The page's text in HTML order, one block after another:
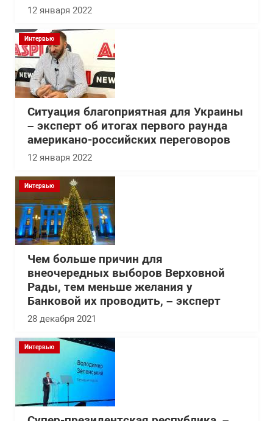
12 января 2022
Интервью
Ситуация благоприятная для Украины
– эксперт об итогах первого раунда
американо-российских переговоров
12 января 2022
Интервью
Чем больше причин для
внеочередных выборов Верховной
Рады, тем меньше желания у
Банковой их проводить, – эксперт
28 декабря 2021
Интервью